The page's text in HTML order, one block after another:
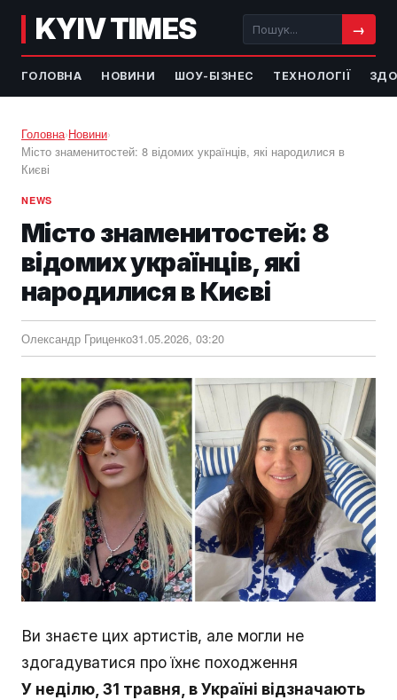
KYIV TIMES →
ГОЛОВНА НОВИНИ ШОУ-БІЗНЕС ТЕХНОЛОГІЇ
Головна›Новини›
Місто знаменитостей: 8 відомих українців, які народилися в
Києві
NEWS
Місто знаменитостей: 8
відомих українців, які
народилися в Києві
Олександр Гриценко31.05.2026, 03:20
Ви знаєте цих артистів, але могли не
здогадуватися про їхнє походження
У неділю, 31 травня, в Україні відзначають